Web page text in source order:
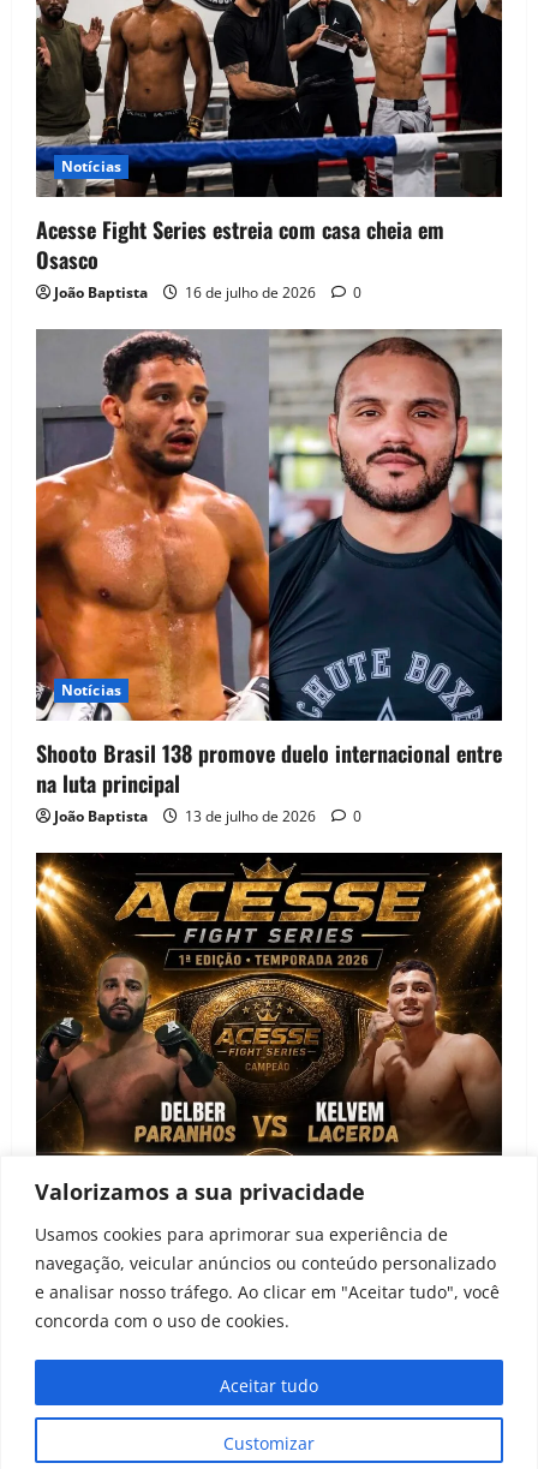
Valorizamos a sua privacidade
Usamos cookies para aprimorar sua experiência de
navegação, veicular anúncios ou conteúdo personalizado
e analisar nosso tráfego. Ao clicar em "Aceitar tudo", você
concorda com o uso de cookies.
Customizar
Aceitar tudo
Notícias
Acesse Fight Series estreia com casa cheia em
Osasco
João Baptista 16 de julho de 2026 0
Notícias
Shooto Brasil 138 promove duelo internacional entre
na luta principal
João Baptista 13 de julho de 2026 0
Acesse Fight Series anuncia primeira edição e
projeto de desenvolvimento para atletas amadores
Todos os direitos reservados ao Peleia MMA 2021-
2024|MoreNewsby AF themes.